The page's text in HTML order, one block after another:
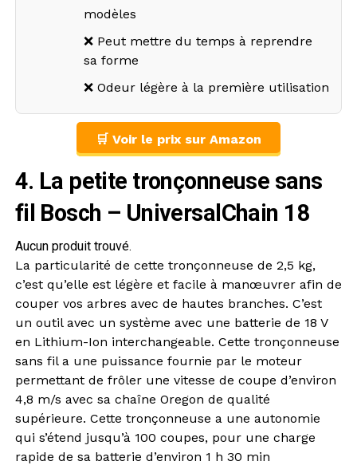
modèles
❌ Peut mettre du temps à reprendre
sa forme
❌ Odeur légère à la première utilisation
🛒 Voir le prix sur Amazon
4. La petite tronçonneuse sans
fil Bosch – UniversalChain 18
Aucun produit trouvé.
La particularité de cette tronçonneuse de 2,5 kg,
c’est qu’elle est légère et facile à manœuvrer afin de
couper vos arbres avec de hautes branches. C’est
un outil avec un système avec une batterie de 18 V
en Lithium-Ion interchangeable. Cette tronçonneuse
sans fil a une puissance fournie par le moteur
permettant de frôler une vitesse de coupe d’environ
4,8 m/s avec sa chaîne Oregon de qualité
supérieure. Cette tronçonneuse a une autonomie
qui s’étend jusqu’à 100 coupes, pour une charge
rapide de sa batterie d’environ 1 h 30 min